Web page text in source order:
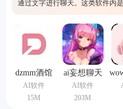
通过文字进行聊天。这类软件内
天，同时还拥有永久记忆功能，
dzmm酒馆
AI软件
15M
ai妄想聊天
AI软件
203M